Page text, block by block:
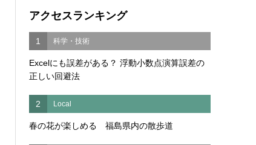
アクセスランキング
1 科学・技術
Excelにも誤差がある？ 浮動小数点演算誤差の
正しい回避法
2 Local
春の花が楽しめる 福島県内の散歩道